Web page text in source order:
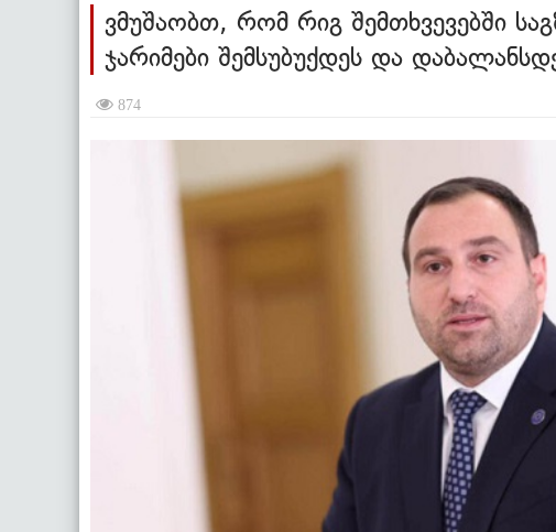
ვმუშაობთ, რომ რიგ შემთხვევებში
ჯარიმები შემსუბუქდეს და
874